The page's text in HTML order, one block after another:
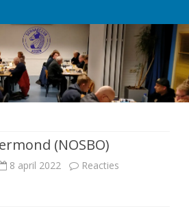
de
inhoud
(NOSBO)
8 april 2022
Reacties